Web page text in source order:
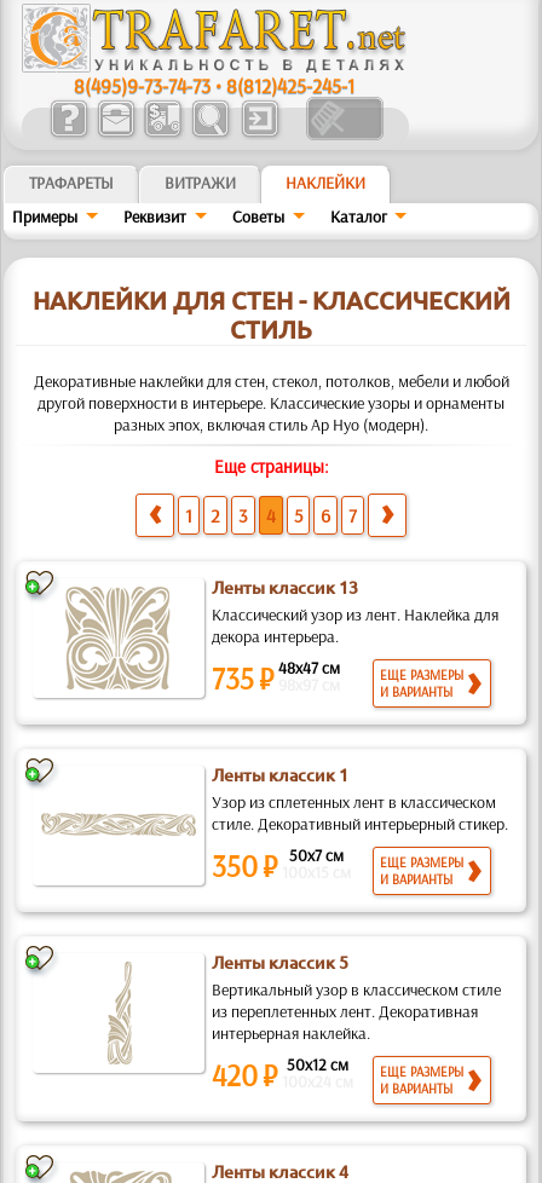
8(495)9-73-74-73 •8(812)425-245-1
ТРАФАРЕТЫ ВИТРАЖИ
НАКЛЕЙКИ
Примеры
Реквизит Советы Kaтaлoг
НАКЛЕЙКИ ДЛЯ СТЕН - КЛАССИЧЕСКИЙ
СТИЛЬ
Декоративные наклейки для стен, стекол, потолков, мебели и любой
другой поверхности в интерьере. Классические узоры и орнаменты
разных эпох, включая стиль Ар Нуо (модерн).
Еще страницы:
1 2 3 4 5 6 7
Ленты классик 13
Классический узор из лент. Наклейка для
декора интерьера.
735 ₽48x47 см
ЕЩЕ РАЗМЕРЫ
И ВАРИАНТЫ
Ленты классик 1
Узор из сплетенных лент в классическом
стиле. Декоративный интерьерный стикер.
350 ₽ 50x7 см
ЕЩЕ РАЗМЕРЫ
И ВАРИАНТЫ
Ленты классик 5
Вертикальный узор в классическом стиле
из переплетенных лент. Декоративная
интерьерная наклейка.
420 ₽ 50x12 см
ЕЩЕ РАЗМЕРЫ
И ВАРИАНТЫ
Ленты классик 4